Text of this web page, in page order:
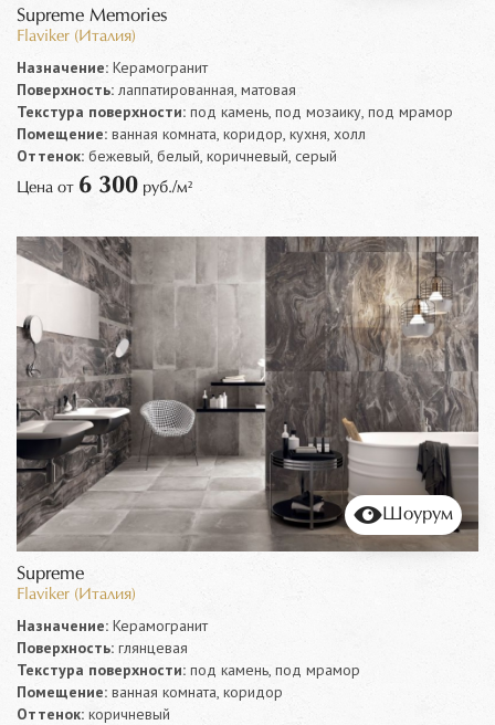
Supreme Memories
Flaviker (Италия)
Назначение: Керамогранит
Поверхность: лаппатированная, матовая
Текстура поверхности: под камень, под мозаику, под мрамор
Помещение: ванная комната, коридор, кухня, холл
Оттенок: бежевый, белый, коричневый, серый
Цена от 6 300 руб./м²
Шоурум
Supreme
Flaviker (Италия)
Назначение: Керамогранит
Поверхность: глянцевая
Текстура поверхности: под камень, под мрамор
Помещение: ванная комната, коридор
Оттенок: коричневый